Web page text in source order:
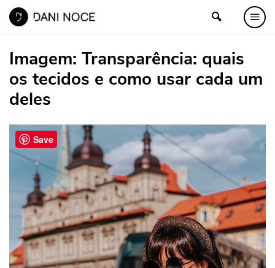
Imagem: Transparência: quais
os tecidos e como usar cada um
deles
Save